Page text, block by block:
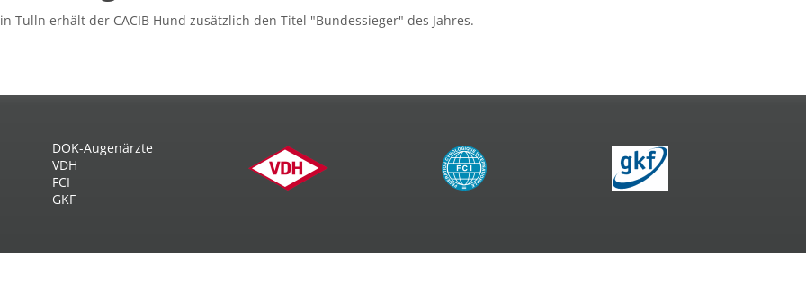
Tulln erhält der CACIB Hund zusätzlich den Titel "Bundessieger" des Jahres.
DOK-Augenärzte
VDH
FCI
GKF